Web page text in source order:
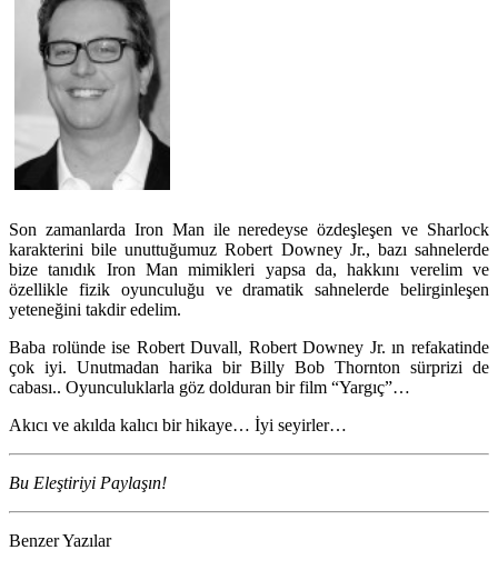
Son zamanlarda Iron Man ile neredeyse özdeşleşen ve Sharlock
karakterini bile unuttuğumuz Robert Downey Jr., bazı sahnelerde
bize tanıdık Iron Man mimikleri yapsa da, hakkını verelim ve
özellikle fizik oyunculuğu ve dramatik sahnelerde belirginleşen
yeteneğini takdir edelim.
Baba rolünde ise Robert Duvall, Robert Downey Jr. ın refakatinde
çok iyi. Unutmadan harika bir Billy Bob Thornton sürprizi de
cabası.. Oyunculuklarla göz dolduran bir film “Yargıç”…
Akıcı ve akılda kalıcı bir hikaye… İyi seyirler…
Bu Eleştiriyi Paylaşın!
Benzer Yazılar